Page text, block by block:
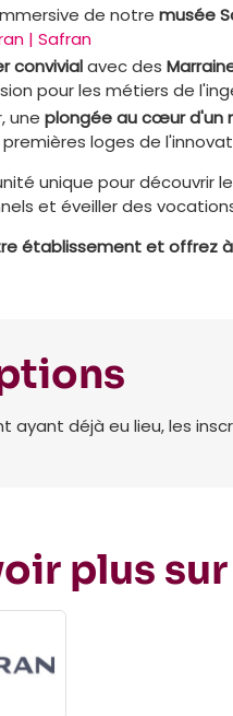
de notre musée
| Safran
convivialavec des
pour les métiers de
une plongée au cœur d'un
loges de
unique pour découvrir
et éveiller des
établissement et offrez
ayant déjà eu lieu, les
plus